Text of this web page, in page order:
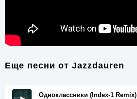
Еще песни от Jazzdauren
Одноклассники (Index-1 Remix)